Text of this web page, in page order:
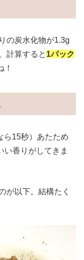
の炭水化物が1.3g
計算すると 1パック
！
ら15秒）あたため
い香りがしてきま
が以下。結構たく